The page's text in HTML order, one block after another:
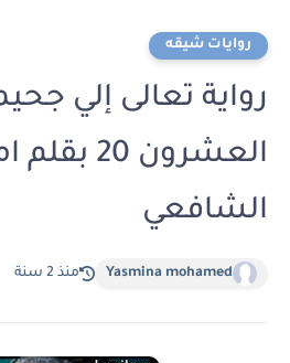
روايات شيقه
رواية تعالى إلي
العشرون 20
الشافعي
Yasmina mohamed منذ 2 سنة